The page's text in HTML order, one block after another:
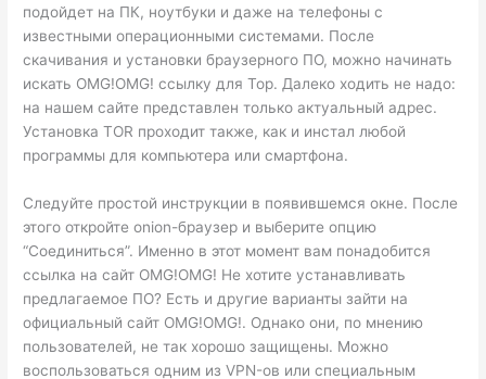
подойдет на ПК, ноутбуки и даже на телефоны с
известными операционными системами. После
скачивания и установки браузерного ПО, можно начинать
искать OMG!OMG! ссылку для Тор. Далеко ходить не надо:
на нашем сайте представлен только актуальный адрес.
Установка TOR проходит также, как и инстал любой
программы для компьютера или смартфона.
Следуйте простой инструкции в появившемся окне. После
этого откройте onion-браузер и выберите опцию
“Соединиться”. Именно в этот момент вам понадобится
ссылка на сайт OMG!OMG! Не хотите устанавливать
предлагаемое ПО? Есть и другие варианты зайти на
официальный сайт OMG!OMG!. Однако они, по мнению
пользователей, не так хорошо защищены. Можно
воспользоваться одним из VPN-ов или специальным